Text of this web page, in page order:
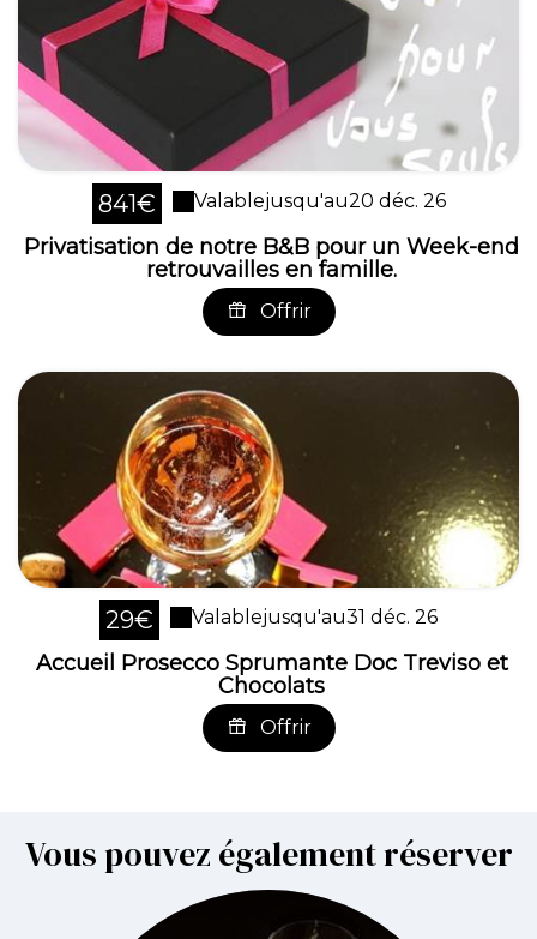
841€ Valablejusqu'au20 déc. 26
Privatisation de notre B&B pour un Week-end
retrouvailles en famille.
Offrir
29€ Valablejusqu'au31 déc. 26
Accueil Prosecco Sprumante Doc Treviso et
Chocolats
Offrir
Vous pouvez également réserver